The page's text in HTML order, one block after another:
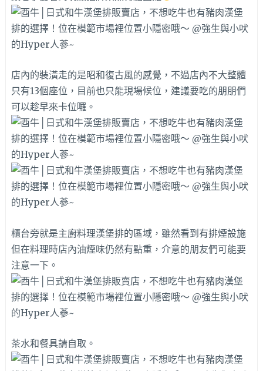
店內的裝潢走的是昭和復古風的感覺，不過店內不大整體
只有13個座位，目前也只能現場候位，建議要吃的朋朋們
可以趁早來卡位囉。
櫃台旁就是主廚料理漢堡排的區域，雖然看到有排煙設施
但在料理時店內油煙味仍然有點重，介意的朋友們可能要
注意一下。
茶水和餐具請自取。